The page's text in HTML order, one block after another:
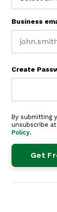
Business
Create
By submitting
unsubscribe
Policy.